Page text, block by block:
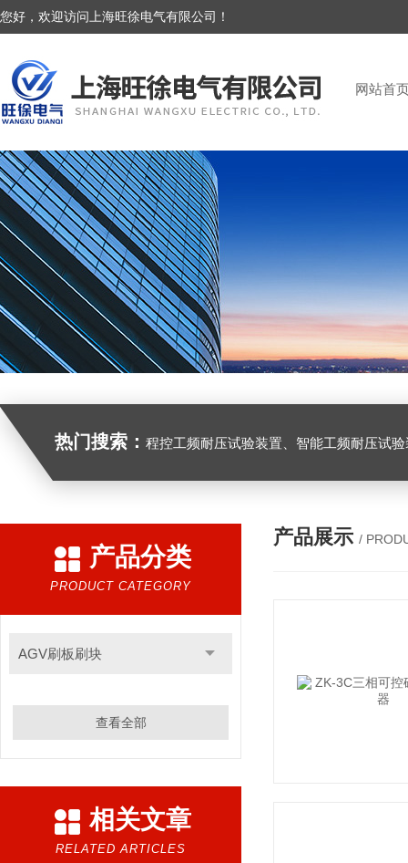
您好，欢迎访问上海旺徐电气有限公司！
网站首
热门搜索： 程控工频耐压试验装置、智能工频耐压试验装置、工频耐压试验装置、工频耐压试验仪、工频耐压试验台、高压耐压试
产品分类
PRODUCT CATEGORY
AGV刷板刷块
查看全部
相关文章
RELATED ARTICLES
产品展示 /